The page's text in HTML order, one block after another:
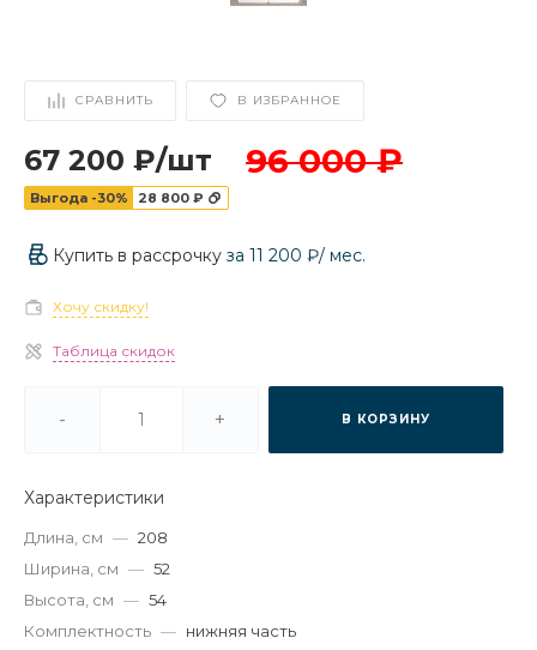
СРАВНИТЬ В ИЗБРАННОЕ
67 200 ₽/шт 96 000 ₽
Выгода -30% 28 800 ₽
Купить в рассрочку за 11 200 ₽/ мес.
Хочу скидку!
Таблица скидок
- + В КОРЗИНУ
Характеристики
Длина, см — 208
Ширина, см — 52
Высота, см — 54
Комплектность — нижняя часть